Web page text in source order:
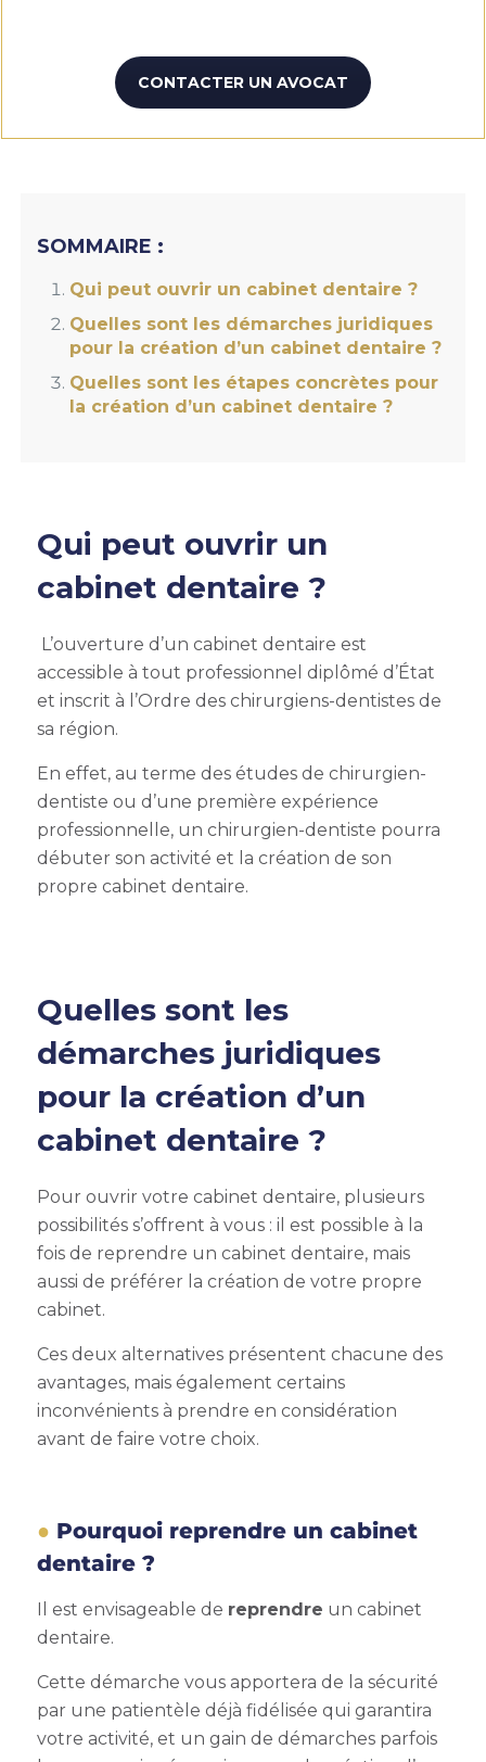
CONTACTER UN AVOCAT
SOMMAIRE :
Qui peut ouvrir un cabinet dentaire ?
Quelles sont les démarches juridiques
pour la création d’un cabinet dentaire ?
Quelles sont les étapes concrètes pour
la création d’un cabinet dentaire ?
Qui peut ouvrir un
cabinet dentaire ?
L’ouverture d’un cabinet dentaire est
accessible à tout professionnel diplômé d’État
et inscrit à l’Ordre des chirurgiens-dentistes de
sa région.
En effet, au terme des études de chirurgien-
dentiste ou d’une première expérience
professionnelle, un chirurgien-dentiste pourra
débuter son activité et la création de son
propre cabinet dentaire.
Quelles sont les
démarches juridiques
pour la création d’un
cabinet dentaire ?
Pour ouvrir votre cabinet dentaire, plusieurs
possibilités s’offrent à vous : il est possible à la
fois de reprendre un cabinet dentaire, mais
aussi de préférer la création de votre propre
cabinet.
Ces deux alternatives présentent chacune des
avantages, mais également certains
inconvénients à prendre en considération
avant de faire votre choix.
Pourquoi reprendre un cabinet
dentaire ?
Il est envisageable de reprendre un cabinet
dentaire.
Cette démarche vous apportera de la sécurité
par une patientèle déjà fidélisée qui garantira
votre activité, et un gain de démarches parfois